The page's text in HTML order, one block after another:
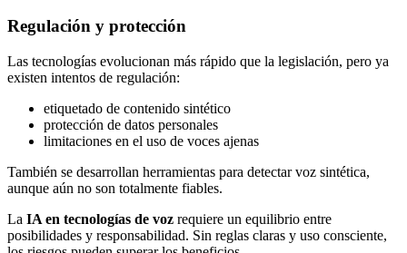
Regulación y protección
Las tecnologías evolucionan más rápido que la legislación, pero ya
existen intentos de regulación:
etiquetado de contenido sintético
protección de datos personales
limitaciones en el uso de voces ajenas
También se desarrollan herramientas para detectar voz sintética,
aunque aún no son totalmente fiables.
La IA en tecnologías de voz requiere un equilibrio entre
posibilidades y responsabilidad. Sin reglas claras y uso consciente,